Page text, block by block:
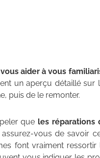
aider à vous
un aperçu détaillé sur
puis de le remonter.
que les réparations
vous de savoir
font vraiment ressortir